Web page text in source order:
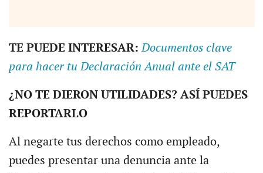
TE PUEDE INTERESAR:Documentos clave
para hacer tu Declaración Anual ante el SAT
¿NO TE DIERON UTILIDADES? ASÍ PUEDES
REPORTARLO
Al negarte tus derechos como empleado,
puedes presentar una denuncia ante la